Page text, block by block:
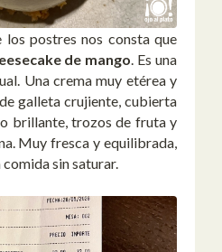
postres nos consta que
de mango. Es una
Una crema muy etérea y
galleta crujiente, cubierta
brillante, trozos de fruta y
Muy fresca y equilibrada,
sin saturar.